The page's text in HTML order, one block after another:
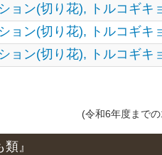
ョン(切り花), トルコギキ
ョン(切り花), トルコギキ
ョン(切り花), トルコギキ
(令和6年度まで
』